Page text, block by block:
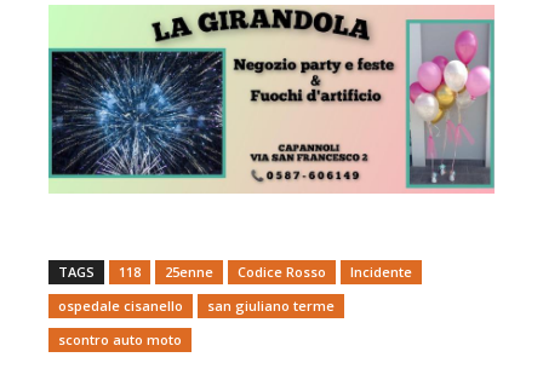
TAGS 118 25enne Codice Rosso
Incidente
ospedale cisanello
san giuliano terme
scontro auto moto